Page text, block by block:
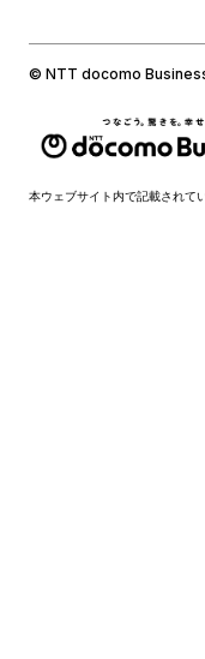
© NTT docomo
本ウェブサイト内で記載されて